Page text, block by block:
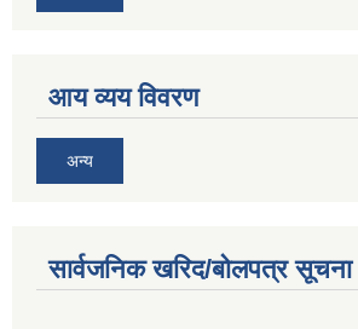
आय व्यय विवरण
अन्य
सार्वजनिक खरिद/बोलपत्र सूचना